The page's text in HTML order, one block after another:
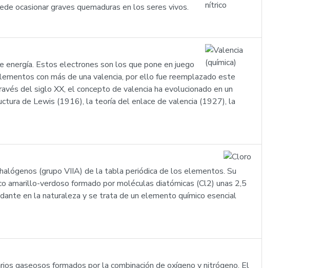
ocasionar graves quemaduras en los seres vivos.
Estos electrones son los que pone en juego
con más de una valencia, por ello fue reemplazado este
del siglo XX, el concepto de valencia ha evolucionado en un
de Lewis (1916), la teoría del enlace de valencia (1927), la
(grupo VIIA) de la tabla periódica de los elementos. Su
amarillo-verdoso formado por moléculas diatómicas (Cl2) unas 2,5
en la naturaleza y se trata de un elemento químico esencial
gaseosos formados por la combinación de oxígeno y nitrógeno. El